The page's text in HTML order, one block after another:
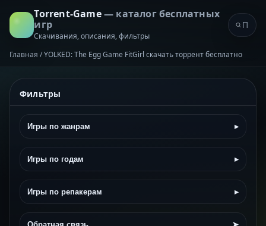
Torrent-Game— каталог бесплатных
игр
Скачивания, описания, фильтры
Главная /YOLKED: The Egg Game FitGirl скачать торрент бесплатно
Фильтры
Игры по жанрам ▸
Игры по годам ▸
Игры по репакерам ▸